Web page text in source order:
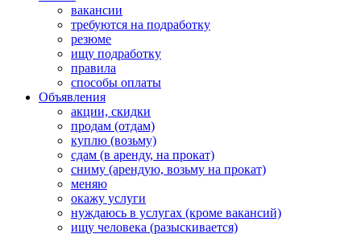
вакансии
требуются на подработку
резюме
ищу подработку
правила
способы оплаты
Объявления
акции, скидки
продам (отдам)
куплю (возьму)
сдам (в аренду, на прокат)
сниму (арендую, возьму на прокат)
меняю
окажу услуги
нуждаюсь в услугах (кроме вакансий)
ищу человека (разыскивается)